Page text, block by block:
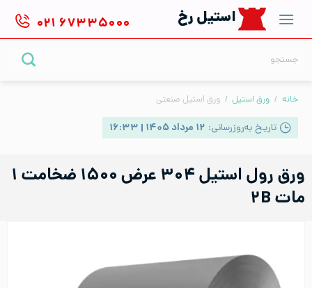
content
استیل رخ ۰۲۱ ۶۷۳۳۵۰۰۰
خانه / ورق استیل / ورق استیل صنعتی
تاریخ به‌روزرسانی: ۱۲ مرداد ۱۴۰۵ | ۱۶:۳۳
ورق رول استیل ۳۰۴ عرض ۱۵۰۰ ضخامت ۱
مات ۲B